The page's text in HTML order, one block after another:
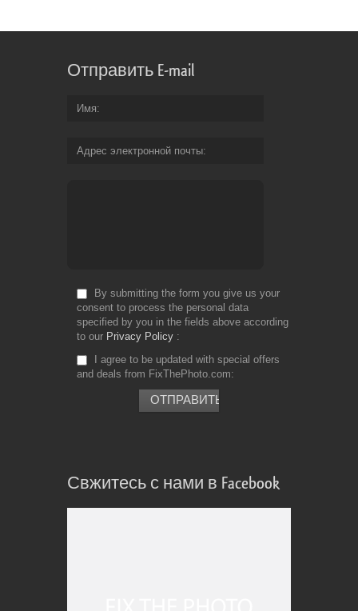
Отправить E-mail
Имя
Адрес электронной почты
By submitting the form you give us your
consent to process the personal data
specified by you in the fields above according
to our Privacy Policy
I agree to be updated with special offers
and deals from FixThePhoto.com
Свжитесь с нами в Facebook